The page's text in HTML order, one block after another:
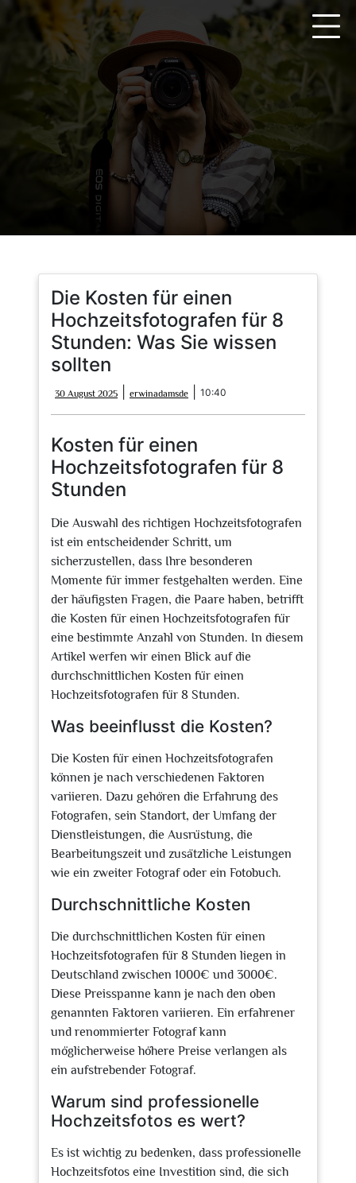
springen
Die Kosten für einen
Hochzeitsfotografen für 8
Stunden: Was Sie wissen
sollten
30 August 2025
August
2025
erwinadamsde erwinadamsde
10:40
Kosten für einen
Hochzeitsfotografen für 8
Stunden
Die Auswahl des richtigen Hochzeitsfotografen
ist ein entscheidender Schritt, um
sicherzustellen, dass Ihre besonderen
Momente für immer festgehalten werden. Eine
der häufigsten Fragen, die Paare haben, betrifft
die Kosten für einen Hochzeitsfotografen für
eine bestimmte Anzahl von Stunden. In diesem
Artikel werfen wir einen Blick auf die
durchschnittlichen Kosten für einen
Hochzeitsfotografen für 8 Stunden.
Was beeinflusst die Kosten?
Die Kosten für einen Hochzeitsfotografen
können je nach verschiedenen Faktoren
variieren. Dazu gehören die Erfahrung des
Fotografen, sein Standort, der Umfang der
Dienstleistungen, die Ausrüstung, die
Bearbeitungszeit und zusätzliche Leistungen
wie ein zweiter Fotograf oder ein Fotobuch.
Durchschnittliche Kosten
Die durchschnittlichen Kosten für einen
Hochzeitsfotografen für 8 Stunden liegen in
Deutschland zwischen 1000€ und 3000€.
Diese Preisspanne kann je nach den oben
genannten Faktoren variieren. Ein erfahrener
und renommierter Fotograf kann
möglicherweise höhere Preise verlangen als
ein aufstrebender Fotograf.
Warum sind professionelle
Hochzeitsfotos es wert?
Es ist wichtig zu bedenken, dass professionelle
Hochzeitsfotos eine Investition sind, die sich